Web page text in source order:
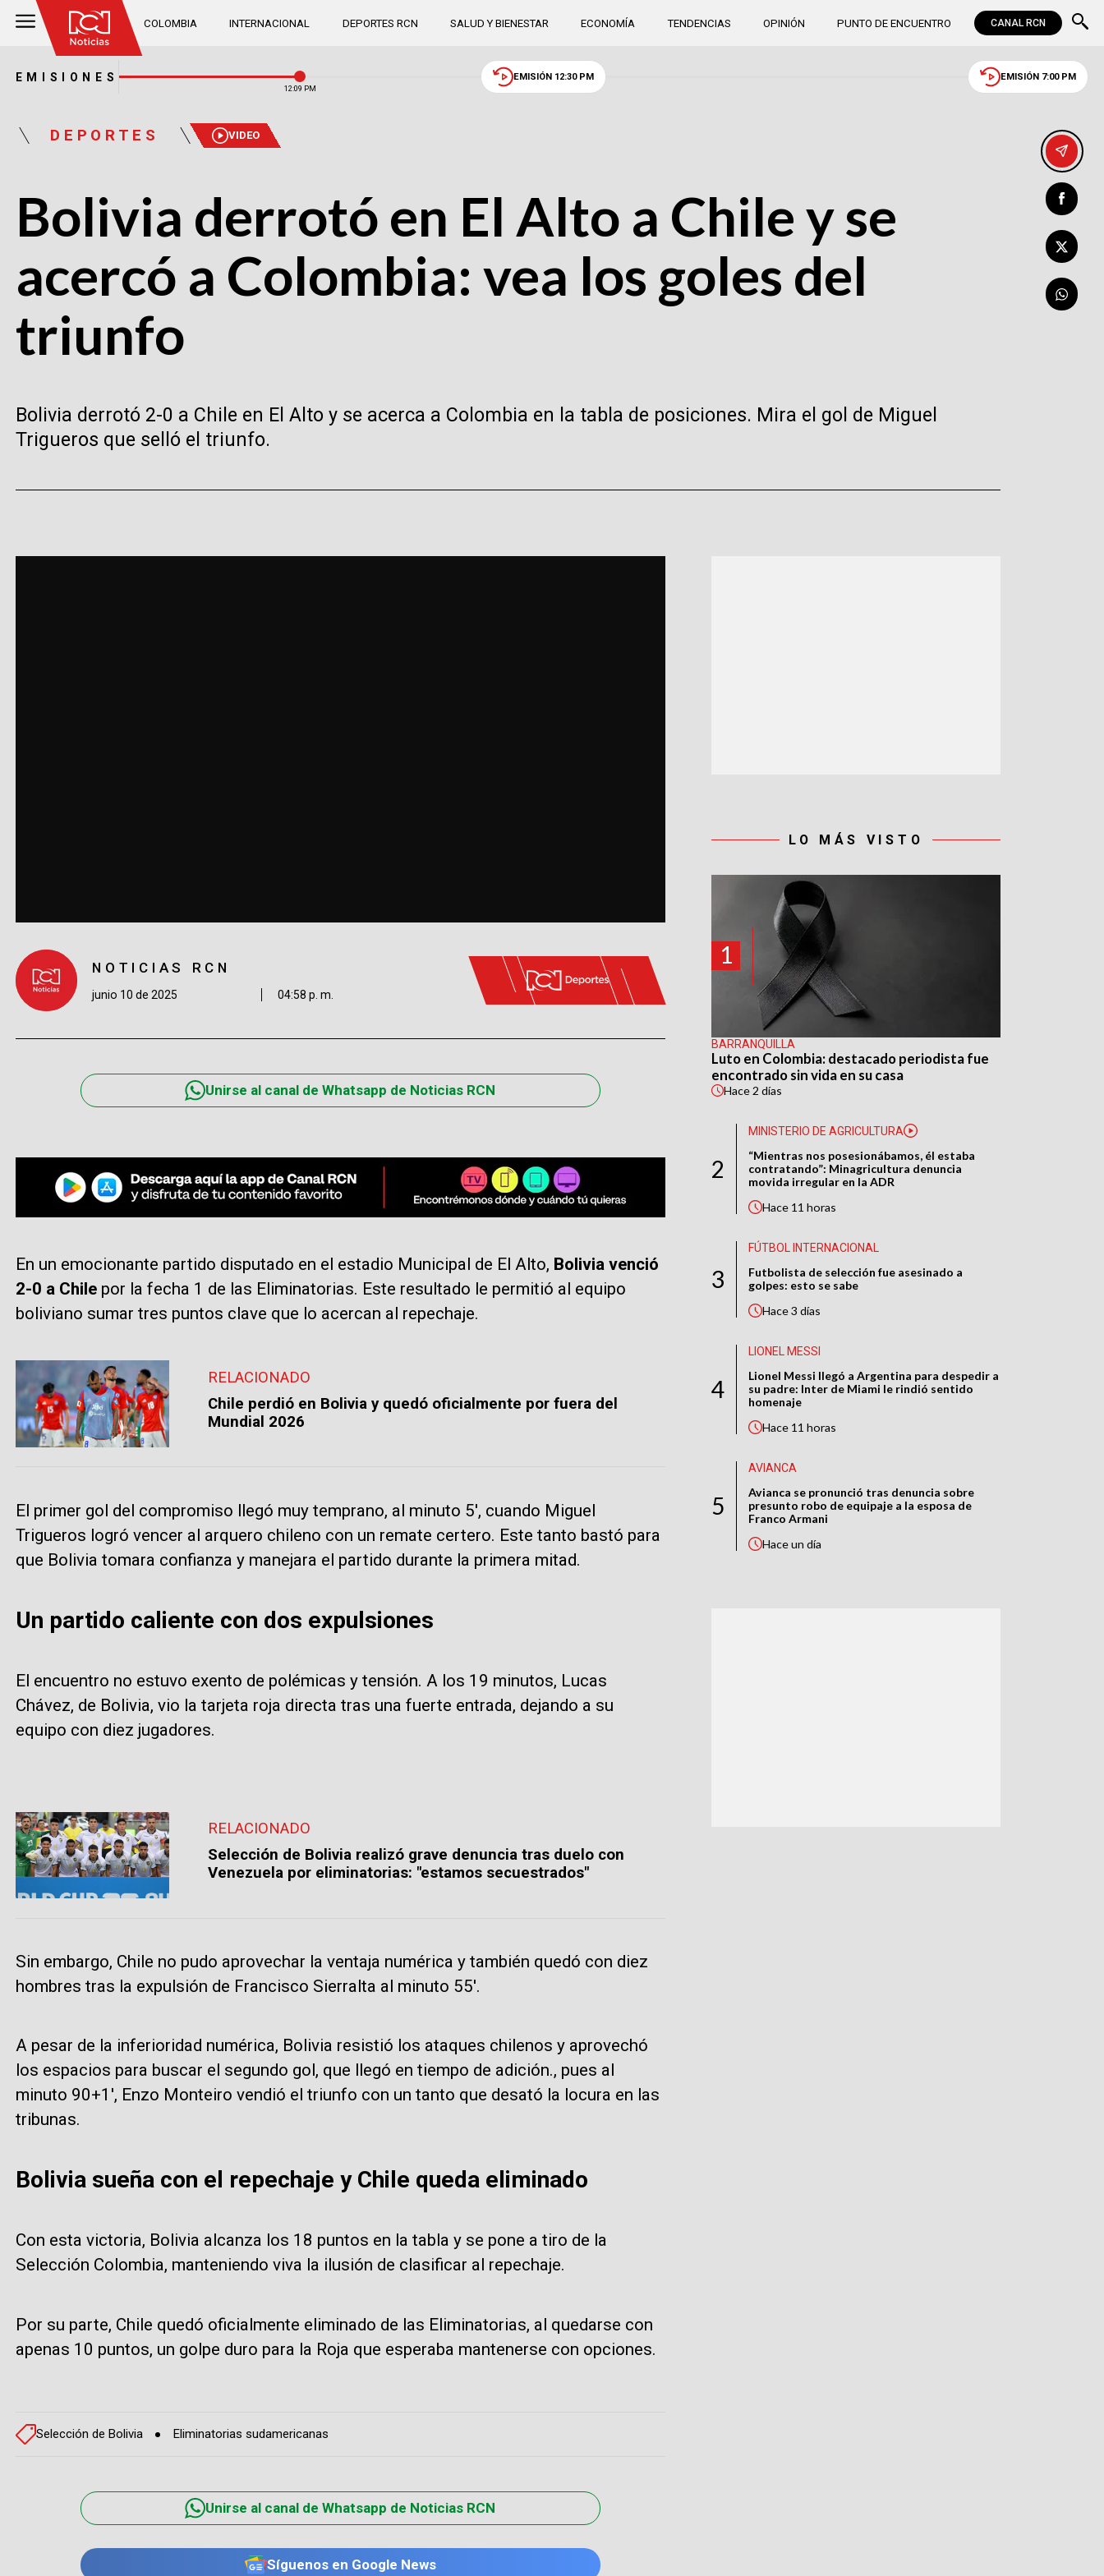
COLOMBIA INTERNACIONAL DEPORTES RCN SALUD Y BIENESTAR ECONOMÍA TENDENCIAS OPINIÓN PUNTO DE ENCUENTRO CANAL RCN
EMISIONES
12:09 PM
EMISIÓN 12:30 PM EMISIÓN 7:00 PM
DEPORTES VIDEO
Bolivia derrotó en El Alto a Chile y se
acercó a Colombia: vea los goles del
triunfo
Bolivia derrotó 2-0 a Chile en El Alto y se acerca a Colombia en la tabla de posiciones. Mira el gol de Miguel
Trigueros que selló el triunfo.
NOTICIAS RCN
junio 10 de 2025 04:58 p. m.
Unirse al canal de Whatsapp de Noticias RCN
En un emocionante partido disputado en el estadio Municipal de El Alto, Bolivia venció
2-0 a Chilepor la fecha 1 de las Eliminatorias. Este resultado le permitió al equipo
boliviano sumar tres puntos clave que lo acercan al repechaje.
RELACIONADO
Chile perdió en Bolivia y quedó oficialmente por fuera del
Mundial 2026
El primer gol del compromiso llegó muy temprano, al minuto 5', cuando Miguel
Trigueros logró vencer al arquero chileno con un remate certero. Este tanto bastó para
que Bolivia tomara confianza y manejara el partido durante la primera mitad.
Un partido caliente con dos expulsiones
El encuentro no estuvo exento de polémicas y tensión. A los 19 minutos, Lucas
Chávez, de Bolivia, vio la tarjeta roja directa tras una fuerte entrada, dejando a su
equipo con diez jugadores.
RELACIONADO
Selección de Bolivia realizó grave denuncia tras duelo con
Venezuela por eliminatorias: "estamos secuestrados"
Sin embargo, Chile no pudo aprovechar la ventaja numérica y también quedó con diez
hombres tras la expulsión de Francisco Sierralta al minuto 55'.
A pesar de la inferioridad numérica, Bolivia resistió los ataques chilenos y aprovechó
los espacios para buscar el segundo gol, que llegó en tiempo de adición., pues al
minuto 90+1', Enzo Monteiro vendió el triunfo con un tanto que desató la locura en las
tribunas.
Bolivia sueña con el repechaje y Chile queda eliminado
Con esta victoria, Bolivia alcanza los 18 puntos en la tabla y se pone a tiro de la
Selección Colombia, manteniendo viva la ilusión de clasificar al repechaje.
Por su parte, Chile quedó oficialmente eliminado de las Eliminatorias, al quedarse con
apenas 10 puntos, un golpe duro para la Roja que esperaba mantenerse con opciones.
Selección de Bolivia Eliminatorias sudamericanas
Unirse al canal de Whatsapp de Noticias RCN
Síguenos en Google News
LO MÁS VISTO
1
BARRANQUILLA
Luto en Colombia: destacado periodista fue
encontrado sin vida en su casa
Hace2 días
2
MINISTERIO DE AGRICULTURA
“Mientras nos posesionábamos, él estaba
contratando”: Minagricultura denuncia
movida irregular en la ADR
Hace 11 horas
3
FÚTBOL INTERNACIONAL
Futbolista de selección fue asesinado a
golpes: esto se sabe
Hace3 días
4
LIONEL MESSI
Lionel Messi llegó a Argentina para despedir a
su padre: Inter de Miami le rindió sentido
homenaje
Hace 11 horas
5
AVIANCA
Avianca se pronunció tras denuncia sobre
presunto robo de equipaje a la esposa de
Franco Armani
Haceun día